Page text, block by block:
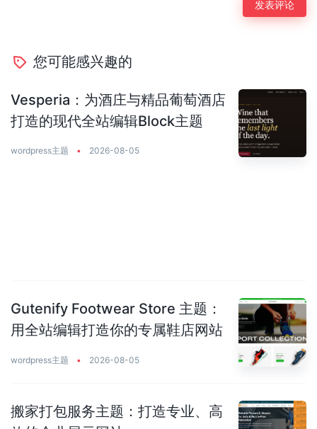
您可能感兴趣的
Vesperia：为酒庄与精品葡萄酒店
打造的现代全站编辑Block主题
wordpress主题 • 2026-08-05
Gutenify Footwear Store 主题：
用全站编辑打造你的专属鞋店网站
wordpress主题 • 2026-08-05
搬家打包服务主题：打造专业、高